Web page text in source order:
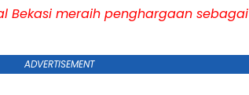
Bekasi meraih penghargaan sebagai
ADVERTISEMENT